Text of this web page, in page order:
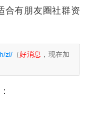
合有朋友圈社群资
zl/（好消息 ，现在加